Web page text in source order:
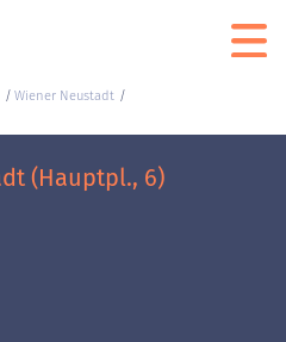
Wiener Neustadt
(Hauptpl., 6)